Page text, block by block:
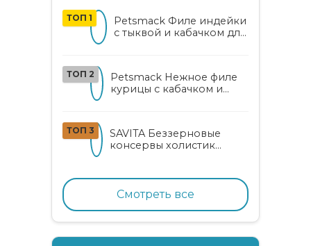
ТОП 1
Petsmack Филе индейки
с тыквой и кабачком для
ТОП 2
Petsmack Нежное филе
курицы с кабачком и
ТОП 3
SAVITA Беззерновые
консервы холистик
Смотреть все